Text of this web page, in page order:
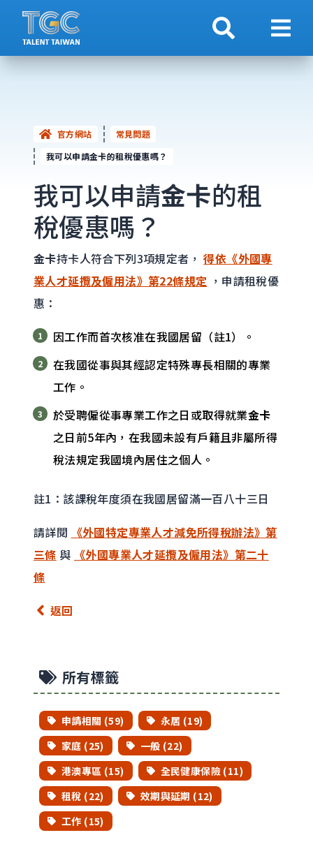
搜索 顯示
官方網站
常見問題
我可以申請金卡的租稅優惠嗎？
我可以申請金卡的租
稅優惠嗎？
金卡持卡人符合下列3項規定者，得依《外國專
業人才延攬及僱用法》第22條規定 ，申請租稅優
惠：
因工作而首次核准在我國居留（註1）。
在我國從事與其經認定特殊專長相關的專業
工作。
於受聘僱從事專業工作之日或取得就業金卡
之日前5年內，在我國未設有戶籍且非屬所得
稅法規定我國境內居住之個人。
註1：該課稅年度須在我國居留滿一百八十三日
請詳閱 《外國特定專業人才減免所得稅辦法》第
三條 與 《外國專業人才延攬及僱用法》第二十
條
返回
所有標籤
申請相關 (59)
永居 (19)
家庭 (25)
一般 (22)
港澳專區 (15)
全民健康保險 (11)
租稅 (22)
效期與延期 (12)
工作 (15)